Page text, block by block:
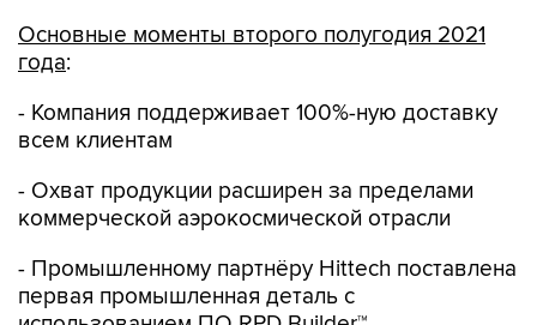
Основные моменты второго полугодия 2021
года:
- Компания поддерживает 100%-ную доставку
всем клиентам
- Охват продукции расширен за пределами
коммерческой аэрокосмической отрасли
- Промышленному партнёру Hittech поставлена
первая промышленная деталь с